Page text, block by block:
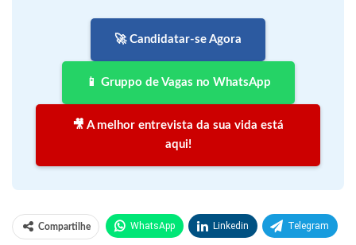
🚀 Candidatar-se Agora
📱 Gruppo de Vagas no WhatsApp
🎥 A melhor entrevista da sua vida está
aqui!
Compartilhe WhatsApp Linkedin Telegram